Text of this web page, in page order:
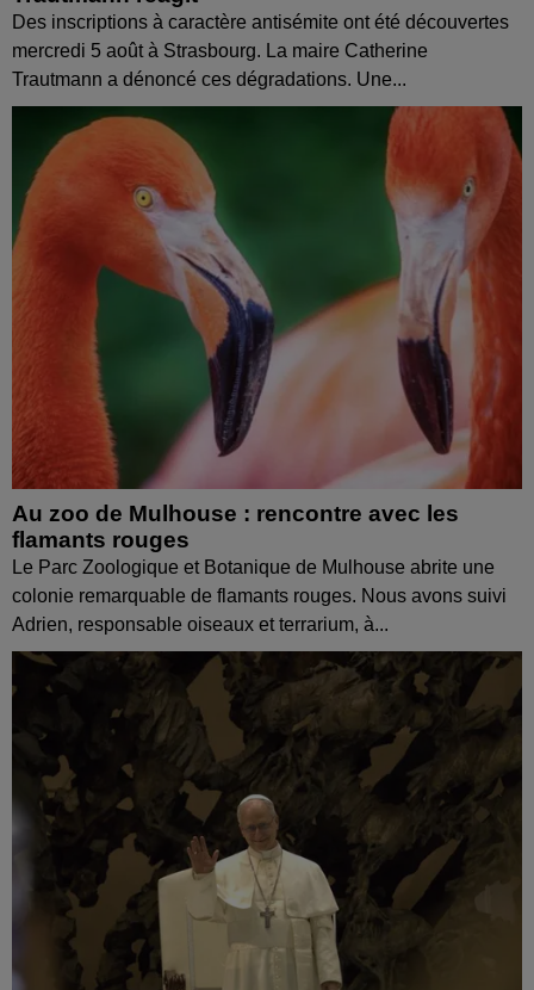
Des inscriptions à caractère antisémite ont été découvertes
mercredi 5 août à Strasbourg. La maire Catherine
Trautmann a dénoncé ces dégradations. Une...
Au zoo de Mulhouse : rencontre avec les
flamants rouges
Le Parc Zoologique et Botanique de Mulhouse abrite une
colonie remarquable de flamants rouges. Nous avons suivi
Adrien, responsable oiseaux et terrarium, à...